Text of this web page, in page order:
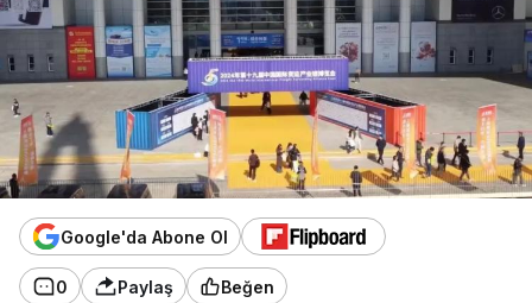
Google'da Abone Ol
0 Paylaş Beğen